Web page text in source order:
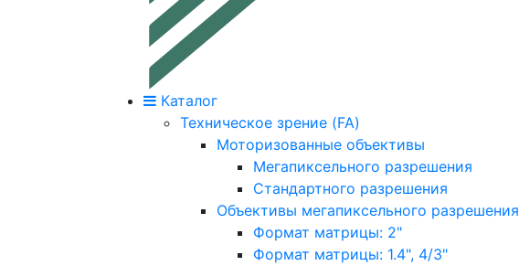
Каталог
Техническое зрение (FA)
Моторизованные объективы
Мегапиксельного разрешения
Стандартного разрешения
Объективы мегапиксельного разрешения
Формат матрицы: 2"
Формат матрицы: 1.4", 4/3"